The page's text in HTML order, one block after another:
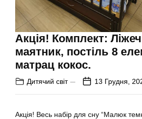
Акція! Комплект:
маятник, постіль 8
матрац кокос.
Дитячий світ 13 Грудня,
Акція! Весь набір для сну “Малюк